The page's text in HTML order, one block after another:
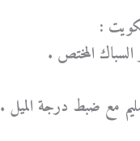
:
السباك المختص .
مع ضبط درجة الميل .